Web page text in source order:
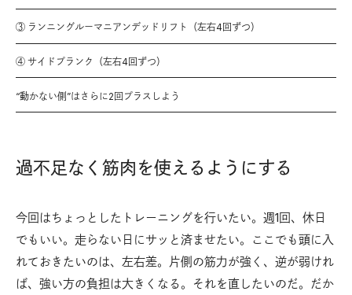
③ ランニングルーマニアンデッドリフト（左右4回ずつ）
④ サイドプランク（左右4回ずつ）
“動かない側”はさらに2回プラスしよう
過不足なく筋肉を使えるようにする
今回はちょっとしたトレーニングを行いたい。週1回、休日
でもいい。走らない日にサッと済ませたい。ここでも頭に入
れておきたいのは、左右差。片側の筋力が強く、逆が弱けれ
ば、強い方の負担は大きくなる。それを直したいのだ。だか